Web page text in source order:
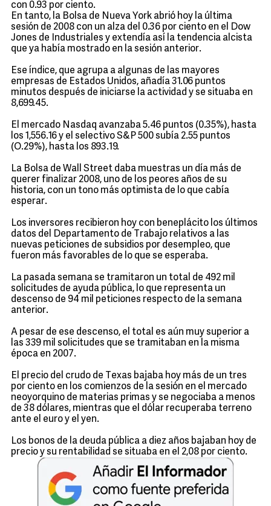
con 0.93 por ciento.
En tanto, la Bolsa de Nueva York abrió hoy la última
sesión de 2008 con un alza del 0.36 por ciento en el Dow
Jones de Industriales y extendía así la tendencia alcista
que ya había mostrado en la sesión anterior.
Ese índice, que agrupa a algunas de las mayores
empresas de Estados Unidos, añadía 31.06 puntos
minutos después de iniciarse la actividad y se situaba en
8,699.45.
El mercado Nasdaq avanzaba 5.46 puntos (0.35%), hasta
los 1,556.16 y el selectivo S&P 500 subía 2.55 puntos
(O.29%), hasta los 893.19.
La Bolsa de Wall Street daba muestras un día más de
querer finalizar 2008, uno de los peores años de su
historia, con un tono más optimista de lo que cabía
esperar.
Los inversores recibieron hoy con beneplácito los últimos
datos del Departamento de Trabajo relativos a las
nuevas peticiones de subsidios por desempleo, que
fueron más favorables de lo que se esperaba.
La pasada semana se tramitaron un total de 492 mil
solicitudes de ayuda pública, lo que representa un
descenso de 94 mil peticiones respecto de la semana
anterior.
A pesar de ese descenso, el total es aún muy superior a
las 339 mil solicitudes que se tramitaban en la misma
época en 2007.
El precio del crudo de Texas bajaba hoy más de un tres
por ciento en los comienzos de la sesión en el mercado
neoyorquino de materias primas y se negociaba a menos
de 38 dólares, mientras que el dólar recuperaba terreno
ante el euro y el yen.
Los bonos de la deuda pública a diez años bajaban hoy de
precio y su rentabilidad se situaba en el 2,08 por ciento.